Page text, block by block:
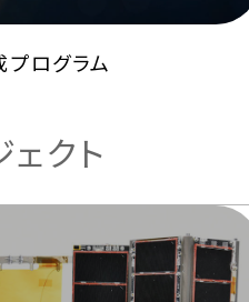
ログラム
クト